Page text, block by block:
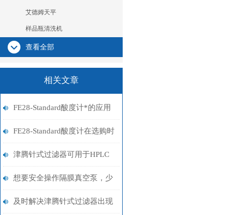
艾德姆天平
样品瓶清洗机
查看全部
相关文章
FE28-Standard酸度计*的应用
特点 使用更加方便
FE28-Standard酸度计在选购时
候应该要考虑的几点
津腾针式过滤器可用于HPLC
分析和IC分析
想要安全操作隔膜真空泵，少
不了这些步骤
及时解决津腾针式过滤器出现